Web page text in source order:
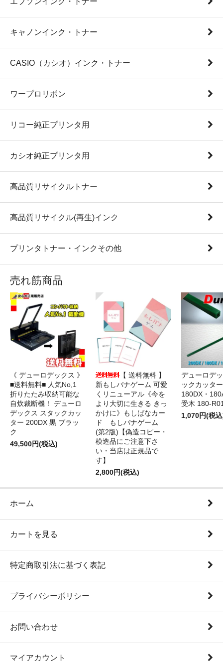
キャノンインク・トナー
CASIO（カシオ）インク・トナー
ワープロリボン
リコー純正プリンタ用
カシオ純正プリンタ用
高品質リサイクルトナー
高品質リサイクル(再生)インク
プリンタトナー・インクその他
売れ筋商品
《 デューロデックス 》
■送料無料■ 人気No,1
折りたたみ収納可能な
自炊裁断機！ デューロ
デックス スタックカッ
ター 200DX 黒 ブラッ
ク
49,500円(税込)
【 送料無料 】
新もしバナゲーム 可愛
くリニューアル《今を
より大切に生きる きっ
かけに》もしばなカー
ド もしバナゲーム
(第2版)【偽造コピー・
模造品にご注意下さ
い・当店は正規品で
す】
2,800円(税込)
デューロデ
ックカッタ
180DX・
受木 180-
1,070円(税
ホーム
カートを見る
特定商取引法に基づく表記
プライバシーポリシー
お問い合わせ
マイアカウント